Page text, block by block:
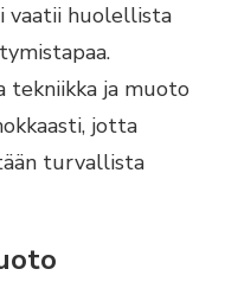
vaatii huolellista
tekniikka ja muoto
jotta
turvallista